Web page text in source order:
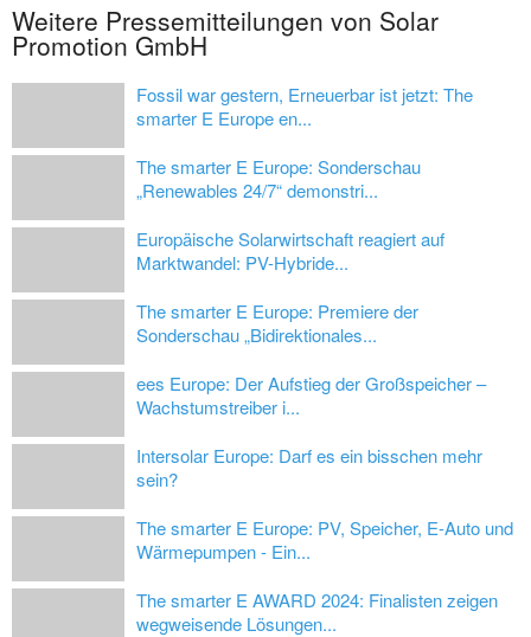
Weitere Pressemitteilungen von Solar
Promotion GmbH
Fossil war gestern, Erneuerbar ist jetzt: The
smarter E Europe en...
The smarter E Europe: Sonderschau
„Renewables 24/7“ demonstri...
Europäische Solarwirtschaft reagiert auf
Marktwandel: PV-Hybride...
The smarter E Europe: Premiere der
Sonderschau „Bidirektionales...
ees Europe: Der Aufstieg der Großspeicher –
Wachstumstreiber i...
Intersolar Europe: Darf es ein bisschen mehr
sein?
The smarter E Europe: PV, Speicher, E-Auto und
Wärmepumpen - Ein...
The smarter E AWARD 2024: Finalisten zeigen
wegweisende Lösungen...